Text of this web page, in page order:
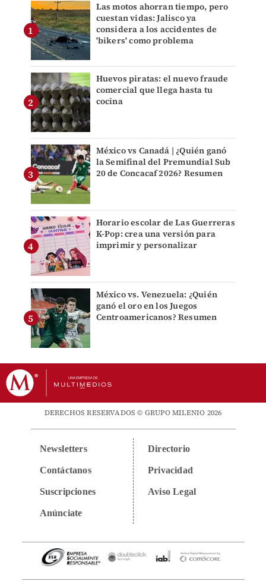
Las motos ahorran tiempo, pero
cuestan vidas: Jalisco ya
considera a los accidentes de
'bikers' como problema
Huevos piratas: el nuevo fraude
comercial que llega hasta tu
cocina
México vs Canadá | ¿Quién ganó
la Semifinal del Premundial Sub
20 de Concacaf 2026? Resumen
Horario escolar de Las Guerreras
K-Pop: crea una versión para
imprimir y personalizar
México vs. Venezuela: ¿Quién
ganó el oro en los Juegos
Centroamericanos? Resumen
DERECHOS RESERVADOS © GRUPO MILENIO 2026
Newsletters
Contáctanos
Suscripciones
Anúnciate
Directorio
Privacidad
Aviso Legal